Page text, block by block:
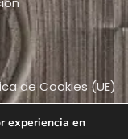
de Cookies (UE)
experiencia en